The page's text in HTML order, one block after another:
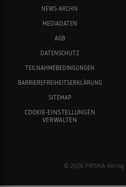
NEWS-ARCHIV
MEDIADATEN
AGB
DATENSCHUTZ
TEILNAHMEBEDINGUNGEN
BARRIEREFREIHEITSERKLÄRUNG
SITEMAP
COOKIE-EINSTELLUNGEN
VERWALTEN
© 2026 PRISMA-Verlag